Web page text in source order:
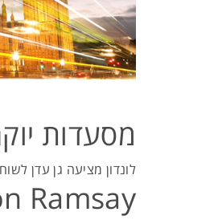
מסעדות
לונדון מציעה גן עדן
Ramsay